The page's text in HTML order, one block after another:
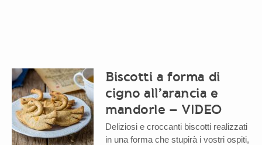
Biscotti a forma di
cigno all’arancia e
mandorle – VIDEO
Deliziosi e croccanti biscotti realizzati
in una forma che stupirà i vostri ospiti,